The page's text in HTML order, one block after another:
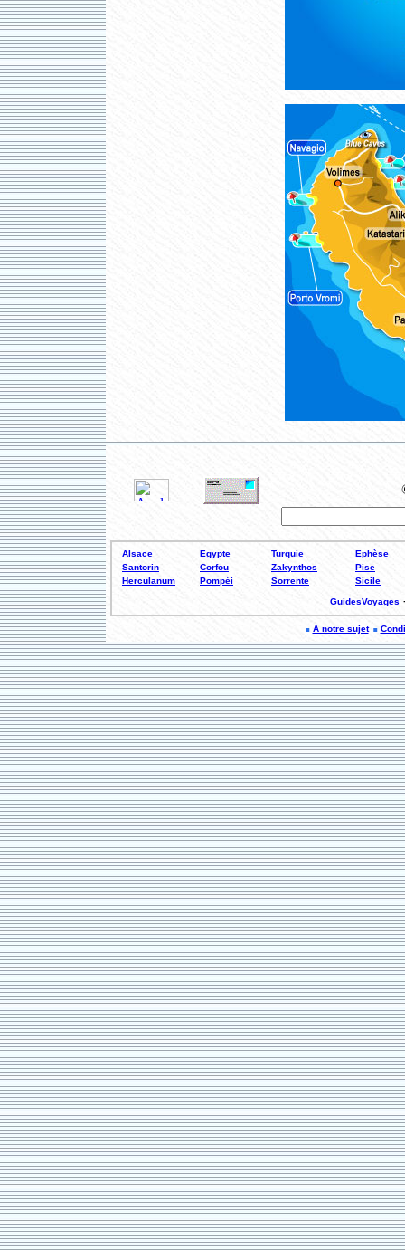
Alsace Egypte Turquie
Ephèse
Santorin
Corfou Zakynthos
Pise
Herculanum
Pompéi Sorrente Sicile
GuidesVoyages
A notre sujet